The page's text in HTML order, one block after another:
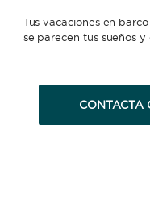
Tus vacaciones en
se parecen tus sueños
CONTACTA